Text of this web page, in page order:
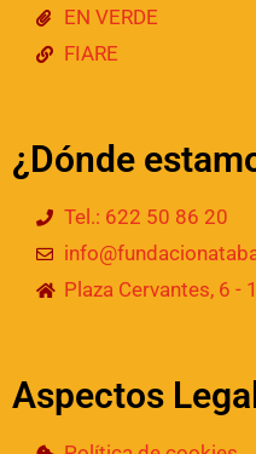
EN VERDE
FIARE
¿Dónde
Tel.: 622 50 86 20
Plaza Cervantes, 6 -
Aspectos